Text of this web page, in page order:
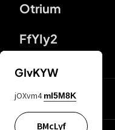
Otrium
FfYIy2
DDcvSo
GIvKYW
jOXvm4 mI5M8K
BMcLyf